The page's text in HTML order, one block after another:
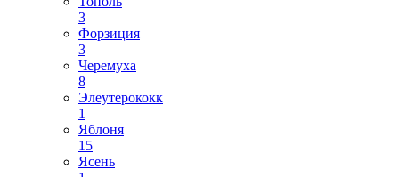
3
Форзиция
3
Черемуха
8
Элеутерококк
1
Яблоня
15
Ясень